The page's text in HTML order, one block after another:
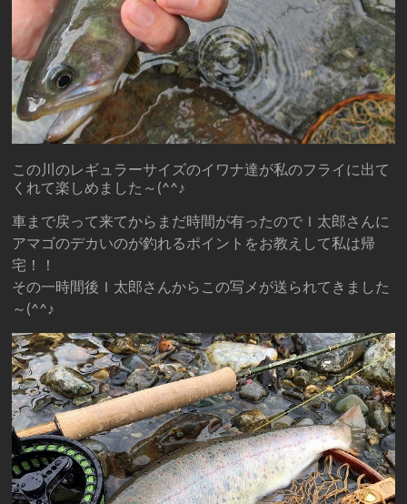
この川のレギュラーサイズのイワナ達が私のフライに出て
くれて楽しめました～(^^♪
車まで戻って来てからまだ時間が有ったのでＩ太郎さんに
アマゴのデカいのが釣れるポイントをお教えして私は帰
宅！！
その一時間後Ｉ太郎さんからこの写メが送られてきました
～(^^♪